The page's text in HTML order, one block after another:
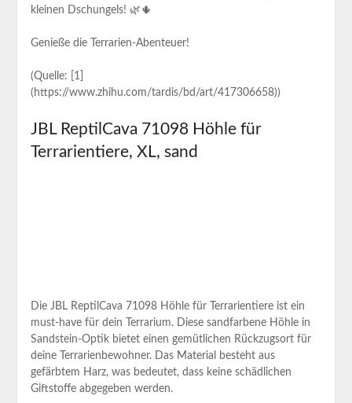
kleinen Dschungels! 🌿🌵
Genieße die Terrarien-Abenteuer!
(Quelle: [1]
(https://www.zhihu.com/tardis/bd/art/417306658))
JBL ReptilCava 71098 Höhle für
Terrarientiere, XL, sand
Die JBL ReptilCava 71098 Höhle für Terrarientiere ist ein
must-have für dein Terrarium. Diese sandfarbene Höhle in
Sandstein-Optik bietet einen gemütlichen Rückzugsort für
deine Terrarienbewohner. Das Material besteht aus
gefärbtem Harz, was bedeutet, dass keine schädlichen
Giftstoffe abgegeben werden.